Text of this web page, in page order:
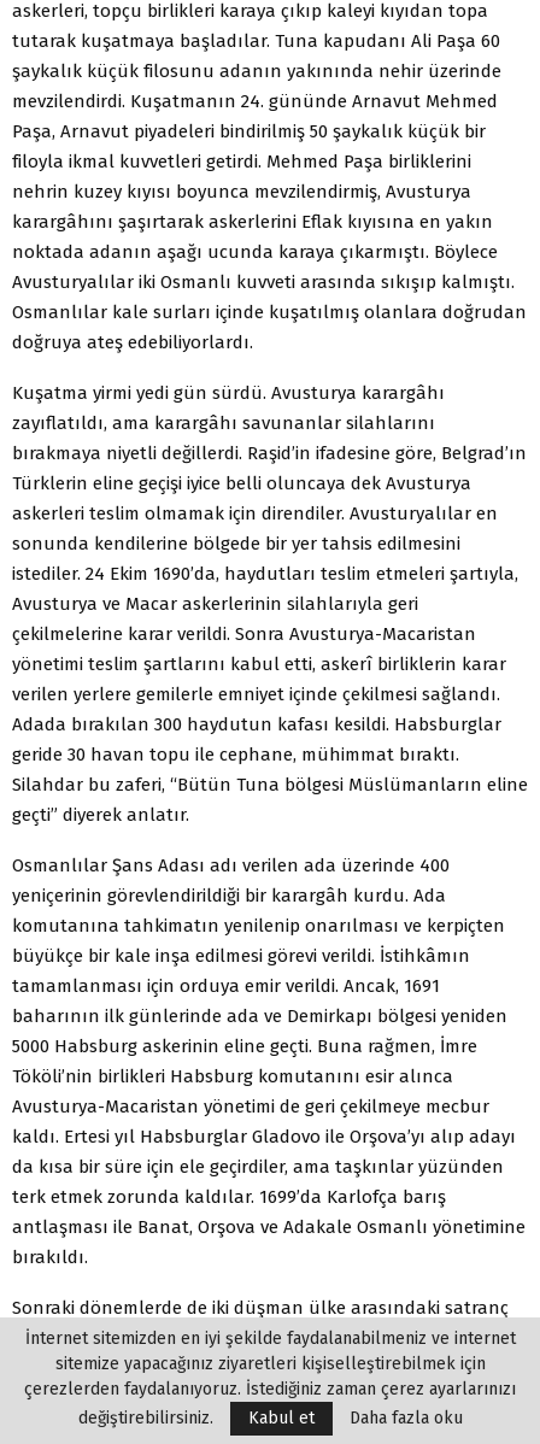
askerleri, topçu birlikleri karaya çıkıp kaleyi kıyıdan topa
tutarak kuşatmaya başladılar. Tuna kapudanı Ali Paşa 60
şaykalık küçük filosunu adanın yakınında nehir üzerinde
mevzilendirdi. Kuşatmanın 24. gününde Arnavut Mehmed
Paşa, Arnavut piyadeleri bindirilmiş 50 şaykalık küçük bir
filoyla ikmal kuvvetleri getirdi. Mehmed Paşa birliklerini
nehrin kuzey kıyısı boyunca mevzilendirmiş, Avusturya
karargâhını şaşırtarak askerlerini Eflak kıyısına en yakın
noktada adanın aşağı ucunda karaya çıkarmıştı. Böylece
Avusturyalılar iki Osmanlı kuvveti arasında sıkışıp kalmıştı.
Osmanlılar kale surları içinde kuşatılmış olanlara doğrudan
doğruya ateş edebiliyorlardı.
Kuşatma yirmi yedi gün sürdü. Avusturya karargâhı
zayıflatıldı, ama karargâhı savunanlar silahlarını
bırakmaya niyetli değillerdi. Raşid’in ifadesine göre, Belgrad’ın
Türklerin eline geçişi iyice belli oluncaya dek Avusturya
askerleri teslim olmamak için direndiler. Avusturyalılar en
sonunda kendilerine bölgede bir yer tahsis edilmesini
istediler. 24 Ekim 1690’da, haydutları teslim etmeleri şartıyla,
Avusturya ve Macar askerlerinin silahlarıyla geri
çekilmelerine karar verildi. Sonra Avusturya-Macaristan
yönetimi teslim şartlarını kabul etti, askerî birliklerin karar
verilen yerlere gemilerle emniyet içinde çekilmesi sağlandı.
Adada bırakılan 300 haydutun kafası kesildi. Habsburglar
geride 30 havan topu ile cephane, mühimmat bıraktı.
Silahdar bu zaferi, “Bütün Tuna bölgesi Müslümanların eline
geçti” diyerek anlatır.
Osmanlılar Şans Adası adı verilen ada üzerinde 400
yeniçerinin görevlendirildiği bir karargâh kurdu. Ada
komutanına tahkimatın yenilenip onarılması ve kerpiçten
büyükçe bir kale inşa edilmesi görevi verildi. İstihkâmın
tamamlanması için orduya emir verildi. Ancak, 1691
baharının ilk günlerinde ada ve Demirkapı bölgesi yeniden
5000 Habsburg askerinin eline geçti. Buna rağmen, İmre
Tököli’nin birlikleri Habsburg komutanını esir alınca
Avusturya-Macaristan yönetimi de geri çekilmeye mecbur
kaldı. Ertesi yıl Habsburglar Gladovo ile Orşova’yı alıp adayı
da kısa bir süre için ele geçirdiler, ama taşkınlar yüzünden
terk etmek zorunda kaldılar. 1699’da Karlofça barış
antlaşması ile Banat, Orşova ve Adakale Osmanlı yönetimine
bırakıldı.
Sonraki dönemlerde de iki düşman ülke arasındaki satranç
oyununun bir parçası haline geldi ada. Sultan II. Mustafa
ilkbahar taşkınlarının toprak siperleri tahrip etmesi
yüzünden adanın tahkim edilmesi amacıyla 1701’de
Temeşvarlı mir-i miran İbrahim Paşa’ya emir gönderdi.
İnternet sitemizden en iyi şekilde faydalanabilmeniz ve internet
sitemize yapacağınız ziyaretleri kişiselleştirebilmek için
çerezlerden faydalanıyoruz. İstediğiniz zaman çerez ayarlarınızı
değiştirebilirsiniz.
Kabul et Daha fazla oku